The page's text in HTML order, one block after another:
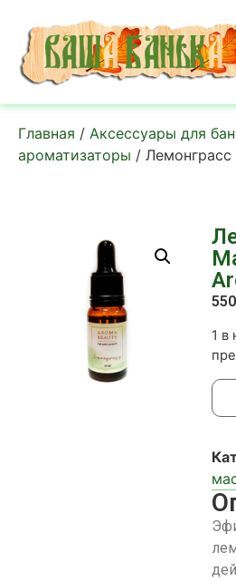
Главная / Аксессуары для
ароматизаторы /
1 в